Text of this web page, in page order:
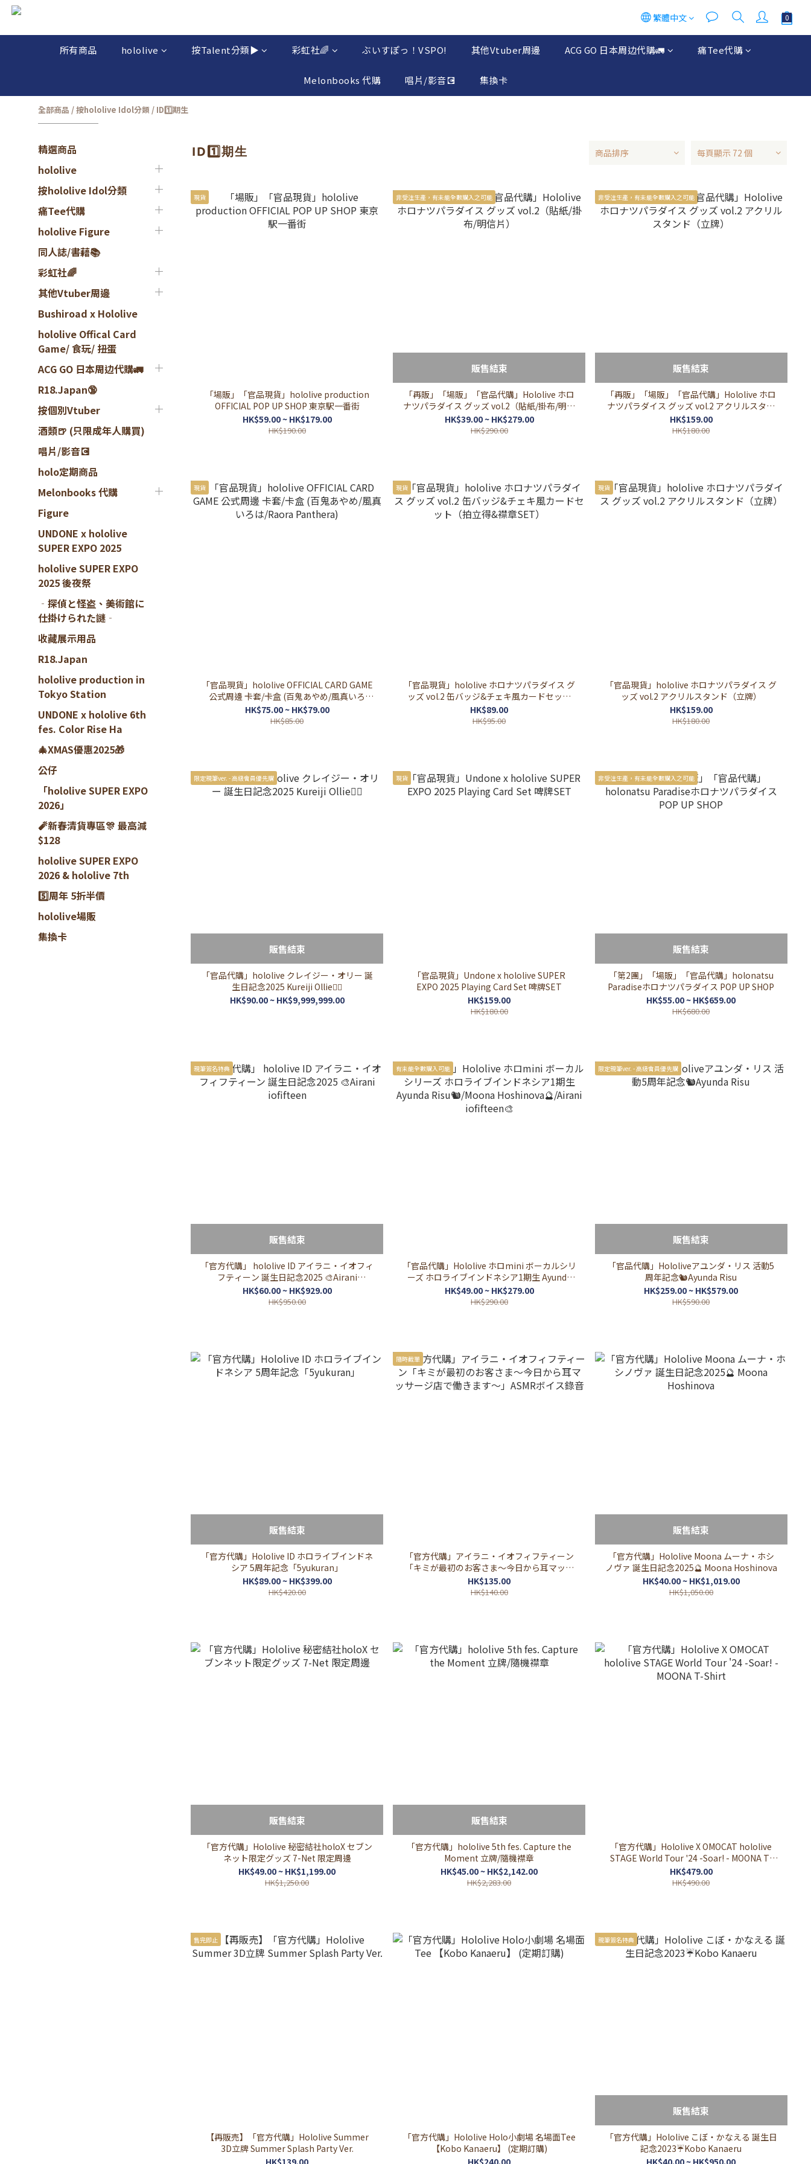
繁體中文
所有商品 hololive 按Talent分類▶️ 彩虹社🌈 ぶいすぽっ！VSPO! 其他Vtuber周邊 ACG GO 日本周边代購🚛 痛Tee代購
Melonbooks 代購 唱片/影音💽 集換卡
全部商品 /按hololive Idol分類 / ID1️⃣期生
精選商品
hololive
按hololive Idol分類
痛Tee代購
hololive Figure
同人誌/書藉📚
彩虹社🌈
其他Vtuber周邊
Bushiroad x Hololive
hololive Offical Card
Game/ 食玩/ 扭蛋
ACG GO 日本周边代購🚛
R18.Japan🔞
按個別Vtuber
酒類🍺 (只限成年人購買)
唱片/影音💽
holo定期商品
Melonbooks 代購
Figure
UNDONE x hololive
SUPER EXPO 2025
hololive SUPER EXPO
2025 後夜祭
‐探偵と怪盗、美術館に
仕掛けられた謎‐
收藏展示用品
R18.Japan
hololive production in
Tokyo Station
UNDONE x hololive 6th
fes. Color Rise Ha
🎄XMAS優惠2025🎁
公仔
「hololive SUPER EXPO
2026」
🧨新春清貨專區🎊 最高減
$128
hololive SUPER EXPO
2026 & hololive 7th
5️⃣周年 5折半價
hololive場販
集換卡
ID1️⃣期生 商品排序 每頁顯示 72 個
現貨
「場販」「官品現貨」hololive production
OFFICIAL POP UP SHOP 東京駅一番街
HK$59.00 ~ HK$179.00
HK$190.00
非受注生產，有未能全數購入之可能
販售結束
「再販」「場販」「官品代購」Hololive ホロ
ナツパラダイス グッズ vol.2（貼紙/掛布/明信
片）
HK$39.00 ~ HK$279.00
HK$290.00
非受注生產，有未能全數購入之可能
販售結束
「再販」「場販」「官品代購」Hololive ホロ
ナツパラダイス グッズ vol.2 アクリルスタン
ド（立牌）
HK$159.00
HK$180.00
現貨
「官品現貨」hololive OFFICIAL CARD GAME
公式周邊 卡套/卡盒 (百鬼あやめ/風真いろ
は/Raora Panthera)
HK$75.00 ~ HK$79.00
HK$85.00
現貨
「官品現貨」hololive ホロナツパラダイス グ
ッズ vol.2 缶バッジ&チェキ風カードセット
（拍立得&襟章SET）
HK$89.00
HK$95.00
現貨
「官品現貨」hololive ホロナツパラダイス グ
ッズ vol.2 アクリルスタンド（立牌）
HK$159.00
HK$180.00
限定親筆ver. - 高級會員優先購
販售結束
「官品代購」hololive クレイジー・オリー 誕
生日記念2025 Kureiji Ollie🧟‍♀️
HK$90.00 ~ HK$9,999,999.00
現貨
「官品現貨」Undone x hololive SUPER
EXPO 2025 Playing Card Set 啤牌SET
HK$159.00
HK$180.00
非受注生產，有未能全數購入之可能
販售結束
「第2團」「場販」「官品代購」holonatsu
Paradiseホロナツパラダイス POP UP SHOP
HK$55.00 ~ HK$659.00
HK$680.00
親筆簽名特典
販售結束
「官方代購」 hololive ID アイラニ・イオフィ
フティーン 誕生日記念2025 🎨Airani
iofifteen
HK$60.00 ~ HK$929.00
HK$950.00
有未能全數購入可能
「官品代購」Hololive ホロmini ボーカルシリ
ーズ ホロライブインドネシア1期生 Ayunda
Risu🐿/Moona Hoshinova🔮/Airani iofifteen
🎨
HK$49.00 ~ HK$279.00
HK$290.00
限定親筆ver. - 高級會員優先購
販售結束
「官品代購」Hololiveアユンダ・リス 活動5
周年記念🐿Ayunda Risu
HK$259.00 ~ HK$579.00
HK$590.00
販售結束
「官方代購」Hololive ID ホロライブインドネ
シア 5周年記念「5yukuran」
HK$89.00 ~ HK$399.00
HK$420.00
隨時截單
「官方代購」アイラニ・イオフィフティーン
「キミが最初のお客さま～今日から耳マッサ
ージ店で働きます～」ASMRボイス錄音
HK$135.00
HK$140.00
販售結束
「官方代購」Hololive Moona ムーナ・ホシ
ノヴァ 誕生日記念2025🔮 Moona Hoshinova
HK$40.00 ~ HK$1,019.00
HK$1,050.00
販售結束
「官方代購」Hololive 秘密結社holoX セブン
ネット限定グッズ 7-Net 限定周邊
HK$49.00 ~ HK$1,199.00
HK$1,250.00
販售結束
「官方代購」hololive 5th fes. Capture the
Moment 立牌/隨機襟章
HK$45.00 ~ HK$2,142.00
HK$2,283.00
「官方代購」Hololive X OMOCAT hololive
STAGE World Tour '24 -Soar! - MOONA T-
Shirt
HK$479.00
HK$490.00
售完即止
【再販売】「官方代購」Hololive Summer
3D立牌 Summer Splash Party Ver.
HK$139.00
「官方代購」Hololive Holo小劇場 名場面Tee
【Kobo Kanaeru】 (定期訂購)
HK$240.00
親筆簽名特典
販售結束
「官方代購」Hololive こぼ・かなえる 誕生日
記念2023☔Kobo Kanaeru
HK$40.00 ~ HK$950.00